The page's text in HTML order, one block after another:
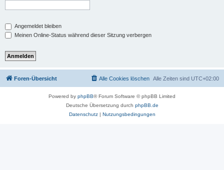
Angemeldet bleiben
Meinen Online-Status während dieser Sitzung verbergen
Foren-Übersicht Alle Zeiten sind UTC+02:00
Alle Cookies löschen
Powered by phpBB® Forum Software © phpBB Limited
Deutsche Übersetzung durch phpBB.de
Datenschutz| Nutzungsbedingungen